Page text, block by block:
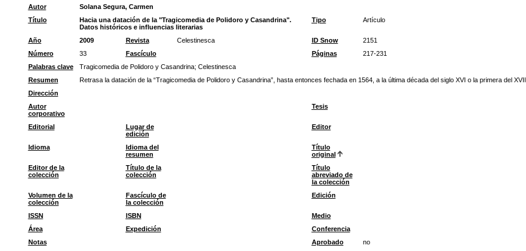
Autor
Solana Segura, Carmen
Título
Hacia una datación de la "Tragicomedia de Polidoro y Casandrina".
Datos históricos e influencias literarias
Tipo Artículo
Año 2009 Revista Celestinesca ID Snow
2151
Número
33 Fascículo Páginas
217-231
Palabras clave
Tragicomedia de Polidoro y Casandrina; Celestinesca
Resumen
Retrasa la datación de la “Tragicomedia de Polidoro y Casandrina”, hasta entonces fechada en 1564, a la última década del siglo XVI o la primera del XVII.
Dirección
Autor
corporativo
Tesis
Editorial
Lugar de
edición
Editor
Idioma
Idioma del
resumen
Título
original
Editor de la
colección
Título de la
colección
Título
abreviado de
la colección
Volumen de la
colección
Fascículo de
la colección
Edición
ISSN ISBN
Medio
Área
Expedición
Conferencia
Notas
Aprobado
no